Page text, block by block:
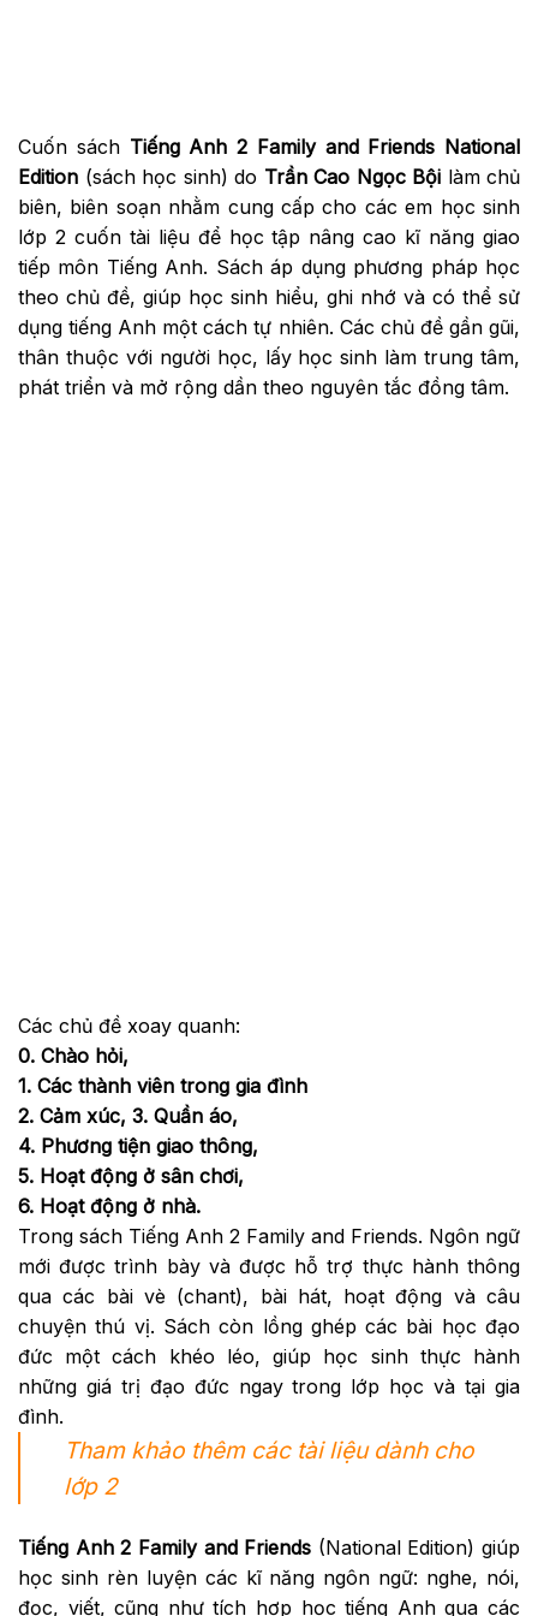
Cuốn sách Tiếng Anh 2 Family and Friends National
Edition (sách học sinh) do Trần Cao Ngọc Bội làm chủ
biên, biên soạn nhằm cung cấp cho các em học sinh
lớp 2 cuốn tài liệu để học tập nâng cao kĩ năng giao
tiếp môn Tiếng Anh. Sách áp dụng phương pháp học
theo chủ đề, giúp học sinh hiểu, ghi nhớ và có thể sử
dụng tiếng Anh một cách tự nhiên. Các chủ đề gần gũi,
thân thuộc với người học, lấy học sinh làm trung tâm,
phát triển và mở rộng dần theo nguyên tắc đồng tâm.
Các chủ đề xoay quanh:
0. Chào hỏi,
1. Các thành viên trong gia đình
2. Cảm xúc, 3. Quần áo,
4. Phương tiện giao thông,
5. Hoạt động ở sân chơi,
6. Hoạt động ở nhà.
Trong sách Tiếng Anh 2 Family and Friends. Ngôn ngữ
mới được trình bày và được hỗ trợ thực hành thông
qua các bài vè (chant), bài hát, hoạt động và câu
chuyện thú vị. Sách còn lồng ghép các bài học đạo
đức một cách khéo léo, giúp học sinh thực hành
những giá trị đạo đức ngay trong lớp học và tại gia
đình.
Tham khảo thêm các tài liệu dành cho
lớp 2
Tiếng Anh 2 Family and Friends (National Edition) giúp
học sinh rèn luyện các kĩ năng ngôn ngữ: nghe, nói,
đọc, viết, cũng như tích hợp học tiếng Anh qua các